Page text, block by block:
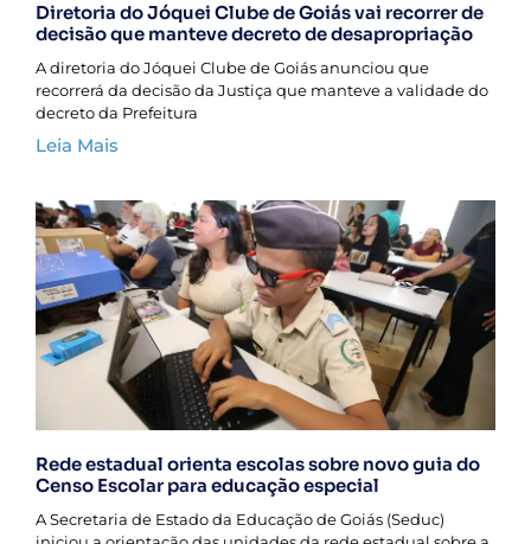
Diretoria do Jóquei Clube de Goiás vai recorrer de
decisão que manteve decreto de desapropriação
A diretoria do Jóquei Clube de Goiás anunciou que
recorrerá da decisão da Justiça que manteve a validade do
decreto da Prefeitura
Leia Mais
Rede estadual orienta escolas sobre novo guia do
Censo Escolar para educação especial
A Secretaria de Estado da Educação de Goiás (Seduc)